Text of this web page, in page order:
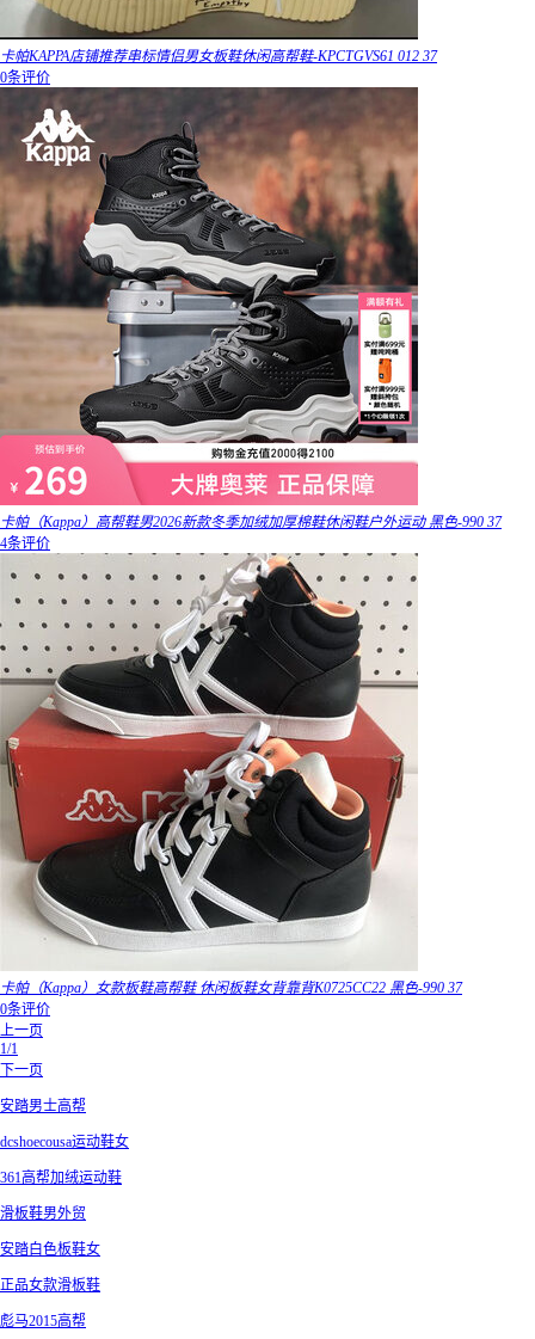
卡帕KAPPA店铺推荐串标情侣男女板鞋休闲高帮鞋-KPCTGVS61 012 37
0条评价
卡帕（Kappa）高帮鞋男2026新款冬季加绒加厚棉鞋休闲鞋户外运动 黑色-990 37
4条评价
卡帕（Kappa）女款板鞋高帮鞋 休闲板鞋女背靠背K0725CC22 黑色-990 37
0条评价
上一页
1/1
下一页
安踏男士高帮
dcshoecousa运动鞋女
361高帮加绒运动鞋
滑板鞋男外贸
安踏白色板鞋女
正品女款滑板鞋
彪马2015高帮